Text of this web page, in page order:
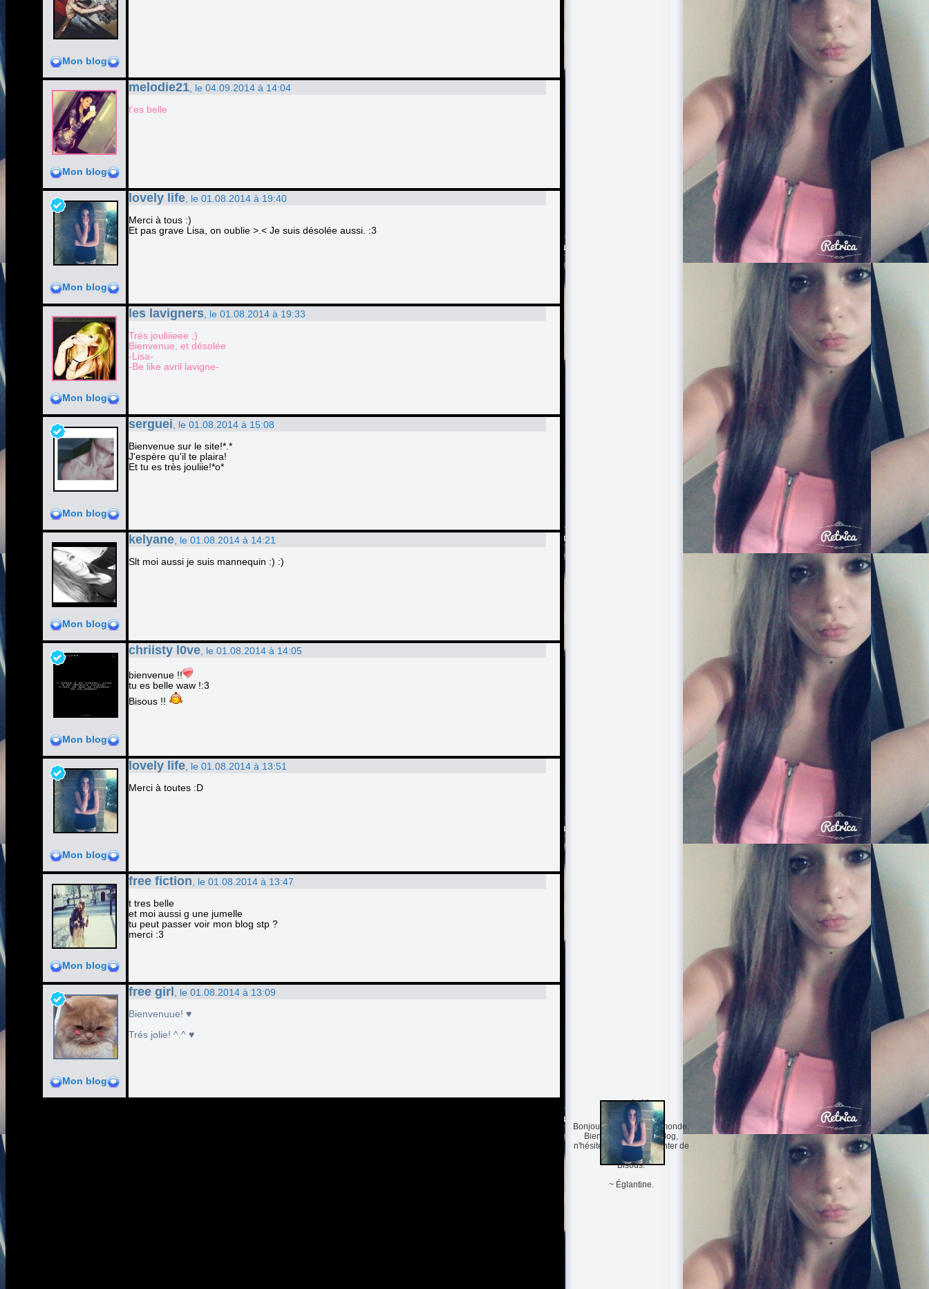
Mon blog
Mon blog
melodie21 , le 04.09.2014 à 14:04
t'es belle
Mon blog
lovely life , le 01.08.2014 à 19:40
Merci à tous :)
Et pas grave Lisa, on oublie >.< Je suis désolée aussi. :3
Mon blog
les lavigners , le 01.08.2014 à 19:33
Très jouliiieee ;)
Bienvenue, et désolée
-Lisa-
-Be like avril lavigne-
Mon blog
serguei , le 01.08.2014 à 15:08
Bienvenue sur le site!*.*
J'espère qu'il te plaira!
Et tu es très jouliie!*o*
Mon blog
kelyane , le 01.08.2014 à 14:21
Slt moi aussi je suis mannequin :) :)
Mon blog
chriisty l0ve , le 01.08.2014 à 14:05
bienvenue !!
tu es belle waw !:3
Bisous !!
Mon blog
lovely life , le 01.08.2014 à 13:51
Merci à toutes :D
Mon blog
free fiction , le 01.08.2014 à 13:47
t tres belle
et moi aussi g une jumelle
tu peut passer voir mon blog stp ?
merci :3
Mon blog
free girl
, le 01.08.2014 à 13:09
Bienvenuue! ♥
Trés jolie! ^.^ ♥
Lovely life
Bonjour/Bonsoir tout le monde,
Bienvenue sur mon blog,
n'hésiter pas de commenter de
me kiffer.
Bisous.
~ Églantine.